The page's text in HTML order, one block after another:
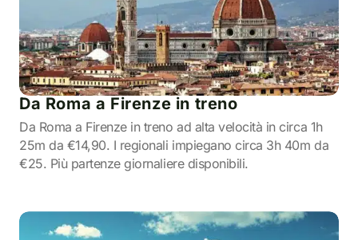
Da Roma a Firenze in treno
Da Roma a Firenze in treno ad alta velocità in circa 1h
25m da €14,90. I regionali impiegano circa 3h 40m da
€25. Più partenze giornaliere disponibili.